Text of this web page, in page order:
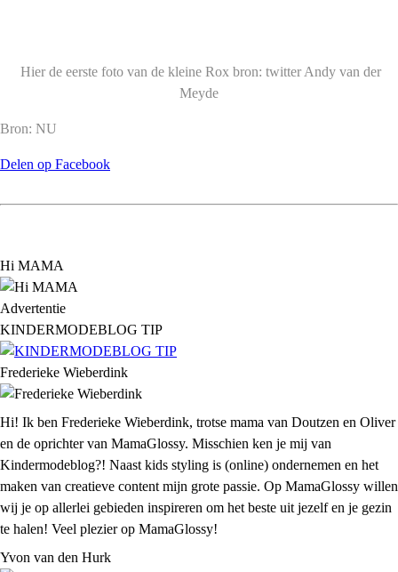
Hier de eerste foto van de kleine Rox bron: twitter Andy van der
Meyde
Bron: NU
Delen op Facebook
Hi MAMA
Advertentie
KINDERMODEBLOG TIP
Frederieke Wieberdink
Hi! Ik ben Frederieke Wieberdink, trotse mama van Doutzen en Oliver
en de oprichter van MamaGlossy. Misschien ken je mij van
Kindermodeblog?! Naast kids styling is (online) ondernemen en het
maken van creatieve content mijn grote passie. Op MamaGlossy willen
wij je op allerlei gebieden inspireren om het beste uit jezelf en je gezin
te halen! Veel plezier op MamaGlossy!
Yvon van den Hurk